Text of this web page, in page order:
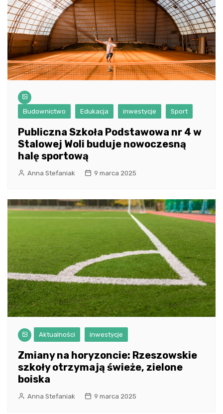
Budownictwo Edukacja inwestycje Sport
Publiczna Szkoła Podstawowa nr 4 w
Stalowej Woli buduje nowoczesną
halę sportową
Anna Stefaniak 9 marca 2025
Aktualności inwestycje
Zmiany na horyzoncie: Rzeszowskie
szkoły otrzymają świeże, zielone
boiska
Anna Stefaniak 9 marca 2025